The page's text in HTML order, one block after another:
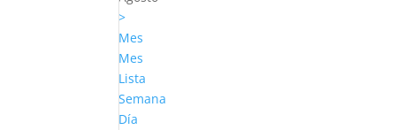
>
Mes
Mes
Lista
Semana
Día